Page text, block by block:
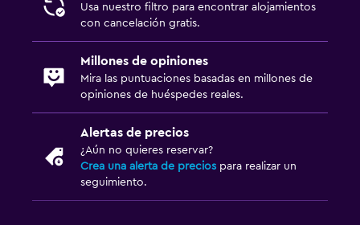
Usa nuestro filtro para encontrar alojamientos
con cancelación gratis.
Millones de opiniones
Mira las puntuaciones basadas en millones de
opiniones de huéspedes reales.
Alertas de precios
¿Aún no quieres reservar?
Crea una alerta de precios para realizar un
seguimiento.